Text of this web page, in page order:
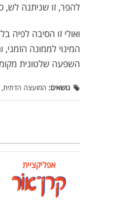
להפר, זו שניתנה לש,
ואולי זו הסיבה לפיה
המינוי לממונה
השפעה שלטונית
נושאים: המועצה הדתית,
אפליקציית